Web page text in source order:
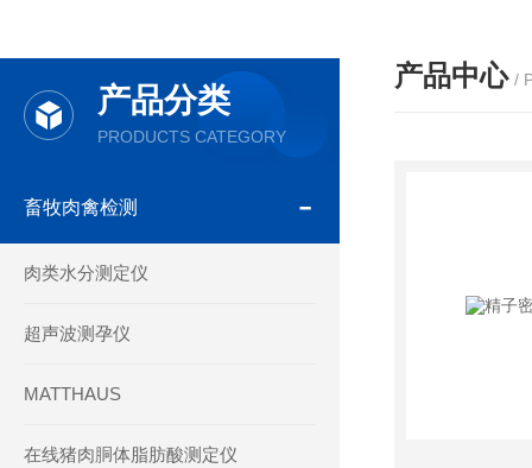
产品分类
PRODUCTS CATEGORY
畜牧肉禽检测
肉类水分测定仪
超声波测孕仪
MATTHAUS
在线猪肉胴体脂肪酸测定仪
产品中心 /